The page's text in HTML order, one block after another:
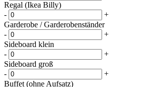
Regal (Ikea Billy)
-
+
Garderobe / Garderobenständer
-
+
Sideboard klein
-
+
Sideboard groß
-
+
Buffet (ohne Aufsatz)